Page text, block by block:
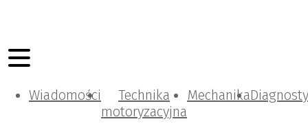
Wiadomości
Technika
motoryzacyjna
Mechanika